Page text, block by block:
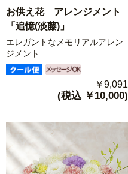
お供え花 アレンジメント
「追憶(淡藤)」
エレガントなメモリアルアレン
ジメント
￥9,091
(税込 ￥10,000)